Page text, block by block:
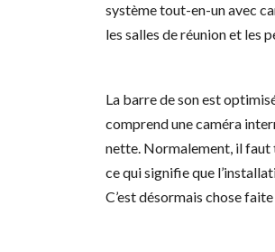
système tout-en-un avec
les salles de réunion et les
La barre de son est
comprend une caméra
nette. Normalement, il faut
ce qui signifie que
C’est désormais chose faite